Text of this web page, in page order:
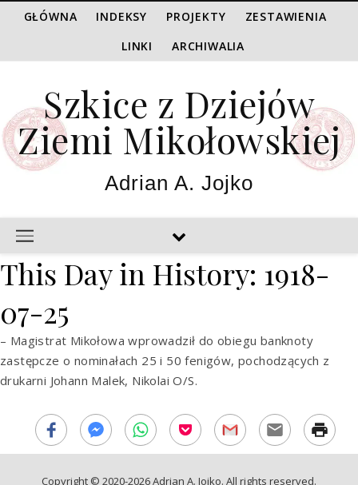
GŁÓWNA INDEKSY PROJEKTY
ZESTAWIENIA
LINKI
ARCHIWALIA
Szkice z Dziejów
Ziemi Mikołowskiej
Adrian A. Jojko
This Day in History: 1918-
07-25
– Magistrat Mikołowa wprowadził do obiegu banknoty
zastępcze o nominałach 25 i 50 fenigów, pochodzących z
drukarni Johann Malek, Nikolai O/S.
Copyright © 2020-2026 Adrian A. Jojko. All rights reserved.